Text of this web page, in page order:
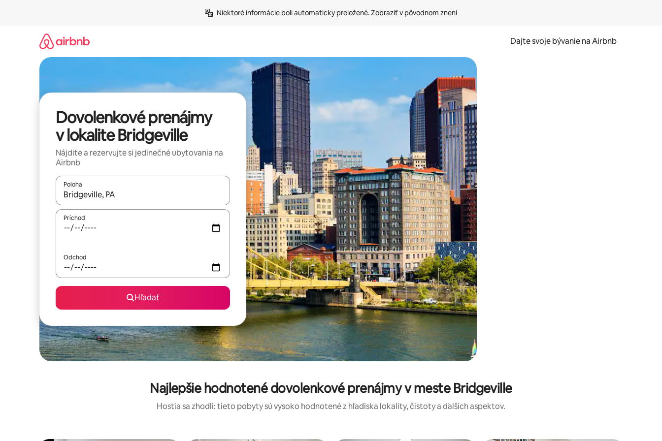
Niektoré informácie boli automaticky preložené. Zobraziť v pôvodnom znení
Dajte svoje bývanie na Airbnb
Dovolenkové prenájmy
v lokalite Bridgeville
Nájdite a rezervujte si jedinečné ubytovania na
Airbnb
Poloha
Keď budú výsledky k dispozícii, môžete si ich prechádzať pomocou klávesov so šípkami nahor a nadol alebo ich preskúmať pomocou dotykových gest či potiahnutia prstom.
Príchod
Odchod
Hľadať
Najlepšie hodnotené dovolenkové prenájmy v meste Bridgeville
Hostia sa zhodli: tieto pobyty sú vysoko hodnotené z hľadiska lokality, čistoty a ďalších aspektov.